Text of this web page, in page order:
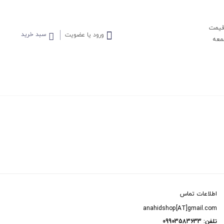
قیمت
سبد خرید ورود یا عضویت
اطلاعات تماس
anahidshop[AT]gmail.com
تلفن:09903583633